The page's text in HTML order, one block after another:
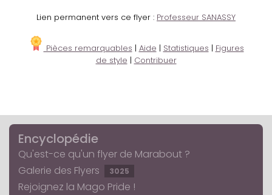
Lien permanent vers ce flyer : Professeur SANASSY
Pièces remarquables | Aide | Statistiques | Figures
de style | Contribuer
Encyclopédie
Qu'est-ce qu'un flyer de Marabout ?
Galerie des Flyers
3025
Rejoignez la Mago Pride !